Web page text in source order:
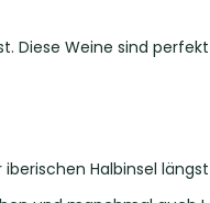
Diese Weine sind
Halbinsel